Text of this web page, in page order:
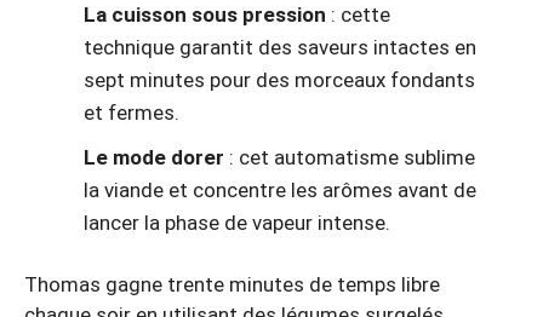
La cuisson sous pression : cette
technique garantit des saveurs intactes en
sept minutes pour des morceaux fondants
et fermes.
Le mode dorer : cet automatisme sublime
la viande et concentre les arômes avant de
lancer la phase de vapeur intense.
Thomas gagne trente minutes de temps libre